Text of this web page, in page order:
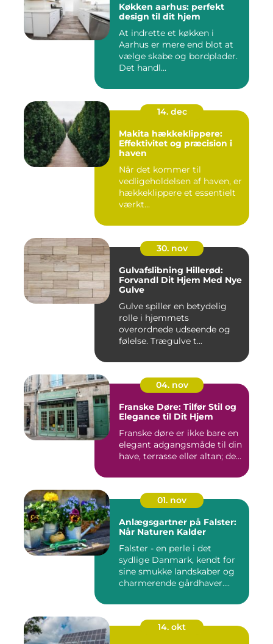
Køkken aarhus: perfekt
design til dit hjem
At indrette et køkken i
Aarhus er mere end blot at
vælge skabe og bordplader.
Det handl...
14. dec
Makita hækkeklippere:
Effektivitet og præcision i
haven
Når det kommer til
vedligeholdelsen af haven, er
hækkeklippere et essentielt
værkt...
30. nov
Gulvafslibning Hillerød:
Forvandl Dit Hjem Med Nye
Gulve
Gulve spiller en betydelig
rolle i hjemmets
overordnede udseende og
følelse. Trægulve t...
04. nov
Franske Døre: Tilfør Stil og
Elegance til Dit Hjem
Franske døre er ikke bare en
elegant adgangsmåde til din
have, terrasse eller altan; de...
01. nov
Anlægsgartner på Falster:
Når Naturen Kalder
Falster - en perle i det
sydlige Danmark, kendt for
sine smukke landskaber og
charmerende gårdhaver....
14. okt